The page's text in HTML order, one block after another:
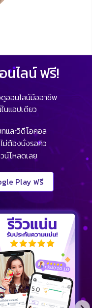
ไลน์ ฟรี!
ออนไลน์มืออาชีพ
แอปเดียว
และวิดีโอคอล
ม่ต้องนั่งรอคิว
น์โหลดเลย
Play ฟรี